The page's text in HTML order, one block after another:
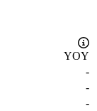
YOY
-
-
-